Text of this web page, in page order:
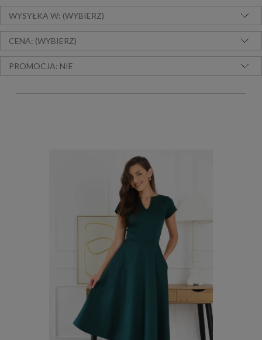
WYSYŁKA W: (WYBIERZ)
CENA: (WYBIERZ)
PROMOCJA: NIE